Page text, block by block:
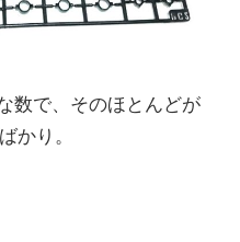
数で、そのほとんどが
かり。